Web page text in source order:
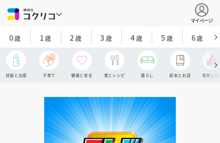
マイページ
0歳 1歳 2 歳 3歳 4歳 5歳 6歳
妊娠と出産 子育て 健康と安全 食とレシピ 暮らし 絵本とお話 知育と探